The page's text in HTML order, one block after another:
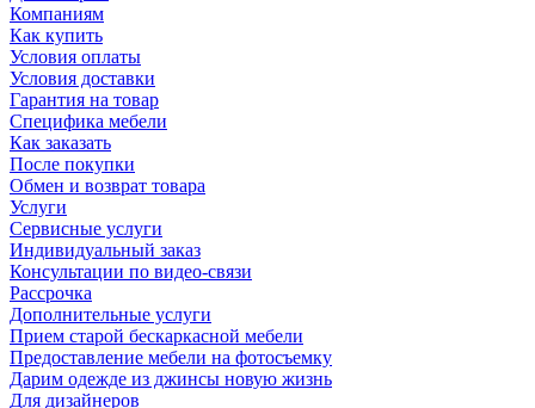
Компаниям
Как купить
Условия оплаты
Условия доставки
Гарантия на товар
Специфика мебели
Как заказать
После покупки
Обмен и возврат товара
Услуги
Сервисные услуги
Индивидуальный заказ
Консультации по видео-связи
Рассрочка
Дополнительные услуги
Прием старой бескаркасной мебели
Предоставление мебели на фотосъемку
Дарим одежде из джинсы новую жизнь
Для дизайнеров